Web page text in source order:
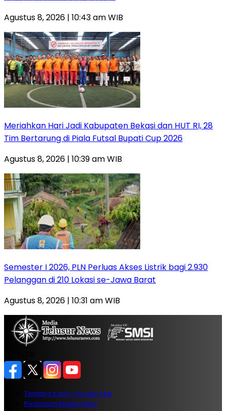
Agustus 8, 2026 | 10:43 am WIB
Meriahkan Hari Jadi Kabupaten Bekasi dan HUT RI, 28
Tim Bertarung di Piala Futsal Bupati Cup 2026
Agustus 8, 2026 | 10:39 am WIB
Semester I 2026, PLN Perluas Akses Listrik bagi 2.930
Pelanggan di 210 Lokasi se-Jawa Barat
Agustus 8, 2026 | 10:31 am WIB
Tentang Kami, Visi dan Misi
Pedoman Media Siber